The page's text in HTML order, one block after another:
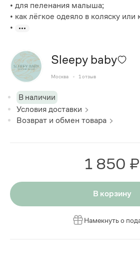
• для пеленания малыша;
• как лёгкое одеяло в коляску или
•
Sleepy baby
Москва 1 отзыв
В наличии
Условия доставки
Возврат и обмен товара
1 850 ₽
В корзину
Намекнуть о